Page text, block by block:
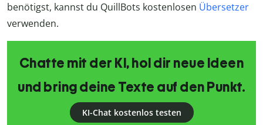
benötigst, kannst du QuillBots kostenlosen Übersetzer
verwenden.
Chatte mit der KI, hol dir neue Ideen
und bring deine Texte auf den Punkt.
KI-Chat kostenlos testen